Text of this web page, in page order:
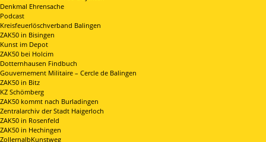
Denkmal Ehrensache
Podcast
Kreisfeuerlöschverband Balingen
ZAK50 in Bisingen
Kunst im Depot
ZAK50 bei Holcim
Dotternhausen Findbuch
Gouvernement Militaire – Cercle de Balingen
ZAK50 in Bitz
KZ Schömberg
ZAK50 kommt nach Burladingen
Zentralarchiv der Stadt Haigerloch
ZAK50 in Rosenfeld
ZAK50 in Hechingen
ZollernalbKunstweg